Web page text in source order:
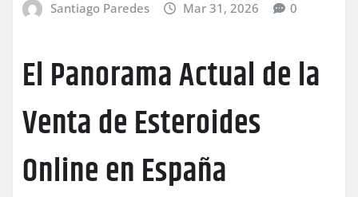
Santiago Paredes Mar 31, 2026 0
El Panorama Actual de la
Venta de Esteroides
Online en España